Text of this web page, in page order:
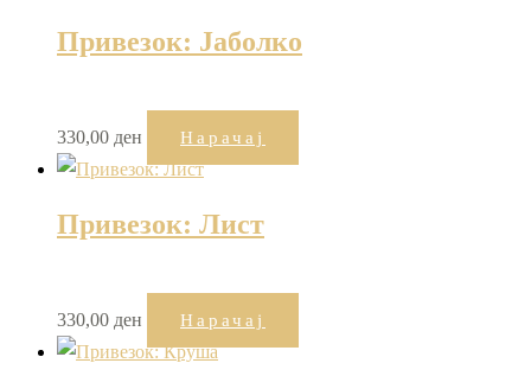
Привезок: Јаболко
330,00 ден Нарачај
Привезок: Лист
330,00 ден Нарачај